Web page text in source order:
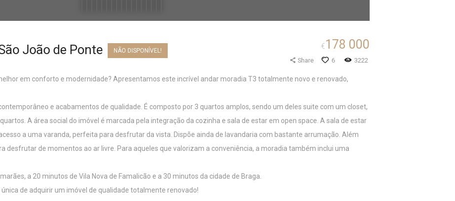
João de Ponte NÃO DISPONÍVEL!
€178 000
3222
6
Share
em conforto e modernidade? Apresentamos este incrível andar moradia T3 totalmente novo e renovado,
e acabamentos de qualidade. É composto por 3 quartos amplos, sendo um deles suite com um closet,
A área social do imóvel é marcada pela integração da cozinha e sala de estar em open space. A sala de estar
a uma varanda, perfeita para desfrutar da vista. Dispõe ainda de lavandaria com bastante arrumação. Além
desfrutar de momentos ao ar livre. Para aqueles que valorizam a conveniência, a moradia também inclui uma
a 20 minutos de Vila Nova de Famalicão e a 30 minutos da cidade de Braga.
de adquirir um imóvel de qualidade totalmente renovado!